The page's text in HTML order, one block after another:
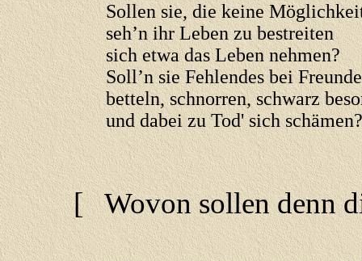
Sollen sie, die keine
seh’n ihr Leben zu bestreiten
sich etwa das Leben nehmen?
Soll’n sie Fehlendes bei
betteln, schnorren, schwarz
und dabei zu Tod' sich schämen?
[ Wovon sollen denn